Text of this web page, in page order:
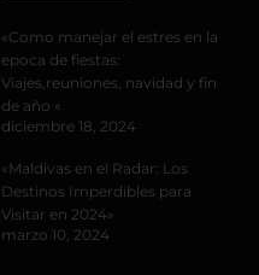
«Como manejar el estres en la
epoca de fiestas:
Viajes,reuniones, navidad y fin
de año «
diciembre 18, 2024
«Maldivas en el Radar: Los
Destinos Imperdibles para
Visitar en 2024»
marzo 10, 2024